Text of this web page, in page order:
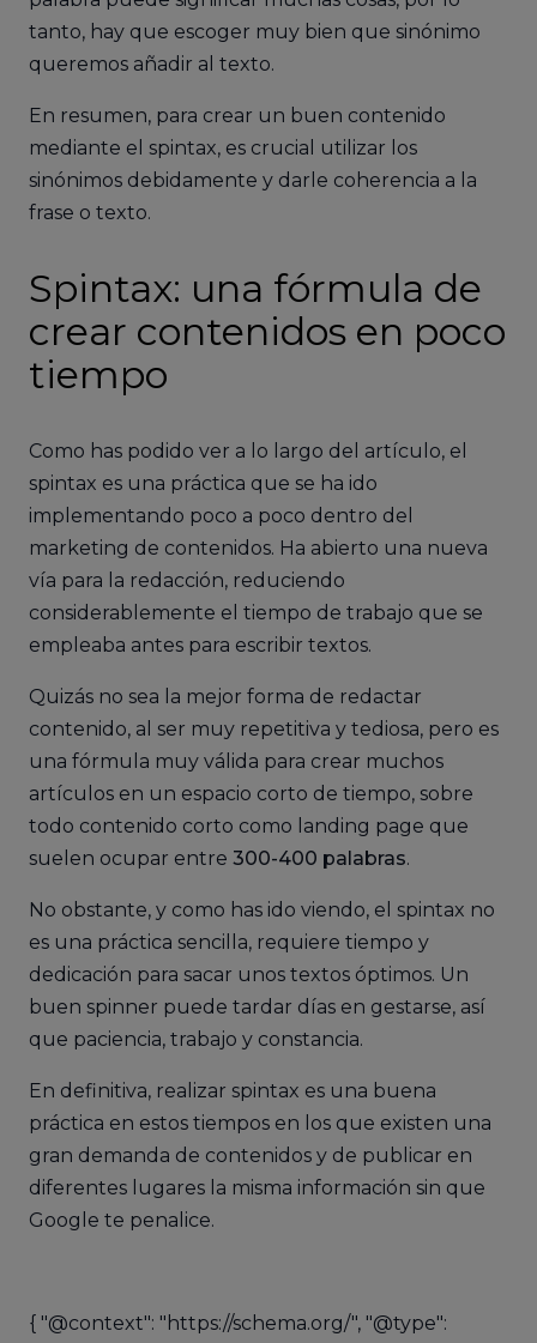
tanto, hay que escoger muy bien que sinónimo
queremos añadir al texto.
En resumen, para crear un buen contenido
mediante el spintax, es crucial utilizar los
sinónimos debidamente y darle coherencia a la
frase o texto.
Spintax: una fórmula de
crear contenidos en poco
tiempo
Como has podido ver a lo largo del artículo, el
spintax es una práctica que se ha ido
implementando poco a poco dentro del
marketing de contenidos. Ha abierto una nueva
vía para la redacción, reduciendo
considerablemente el tiempo de trabajo que se
empleaba antes para escribir textos.
Quizás no sea la mejor forma de redactar
contenido, al ser muy repetitiva y tediosa, pero es
una fórmula muy válida para crear muchos
artículos en un espacio corto de tiempo, sobre
todo contenido corto como landing page que
suelen ocupar entre 300-400 palabras.
No obstante, y como has ido viendo, el spintax no
es una práctica sencilla, requiere tiempo y
dedicación para sacar unos textos óptimos. Un
buen spinner puede tardar días en gestarse, así
que paciencia, trabajo y constancia.
En definitiva, realizar spintax es una buena
práctica en estos tiempos en los que existen una
gran demanda de contenidos y de publicar en
diferentes lugares la misma información sin que
Google te penalice.
{ "@context": "https://schema.org/", "@type":